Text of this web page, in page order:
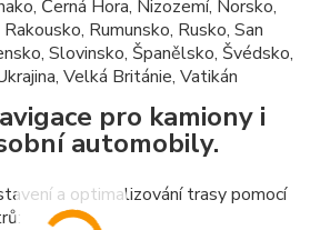
Černá Hora, Nizozemí, Norsko,
Rumunsko, Rusko, San
Slovinsko, Španělsko, Švédsko,
Velká Británie, Vatikán
pro kamiony i
automobily.
a optimalizování trasy pomocí